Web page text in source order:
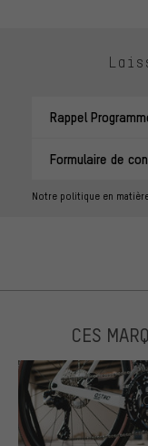
Rappel
Formulaire de
Notre politique en
CES